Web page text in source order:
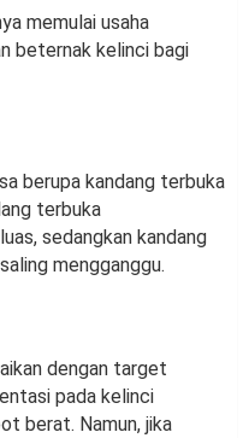
memulai usaha
beternak kelinci bagi
berupa kandang terbuka
terbuka
sedangkan kandang
mengganggu.
dengan target
pada kelinci
berat. Namun, jika